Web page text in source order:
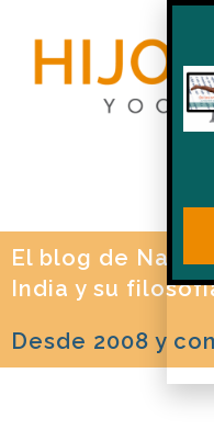
El blog de Naren
India y su
Desde 2008 y